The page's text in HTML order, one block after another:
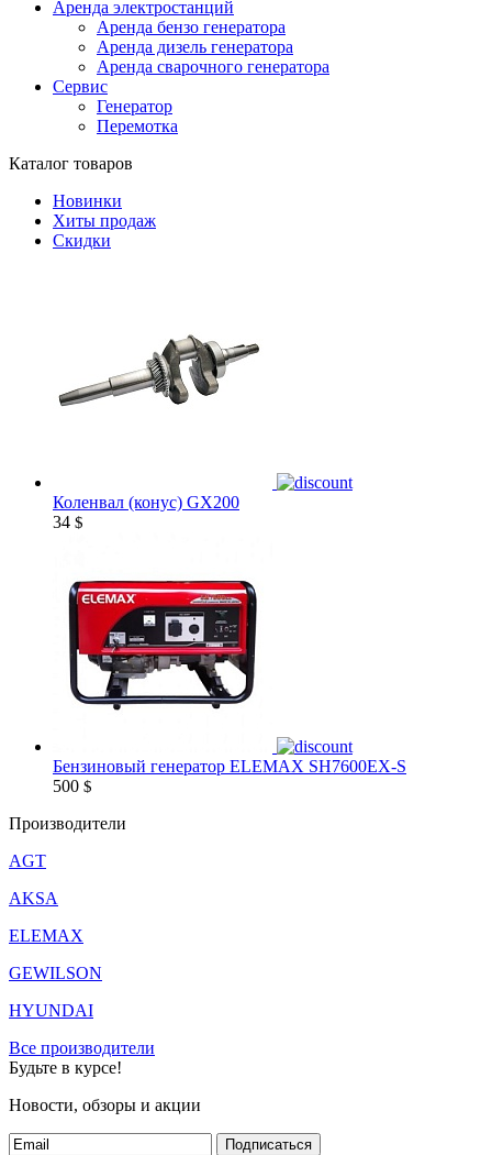
Аренда электростанций
Аренда бензо генератора
Аренда дизель генератора
Аренда сварочного генератора
Сервис
Генератор
Перемотка
Каталог товаров
Новинки
Хиты продаж
Скидки
Коленвал (конус) GX200
34 $
Бензиновый генератор ELEMAX SH7600EX-S
500 $
Производители
AGT
AKSA
ELEMAX
GEWILSON
HYUNDAI
Все производители
Будьте в курсе!
Новости, обзоры и акции
Подписаться